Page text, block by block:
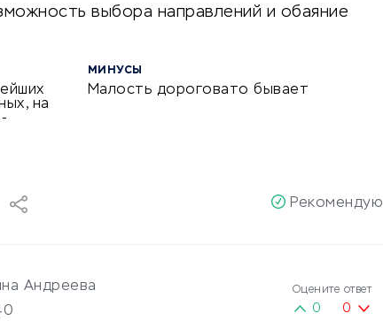
выбора направлений и обаяние
на
МИНУСЫ
Малость дороговато бывает
Рекомендую
Андреева
Оцените ответ
0 0